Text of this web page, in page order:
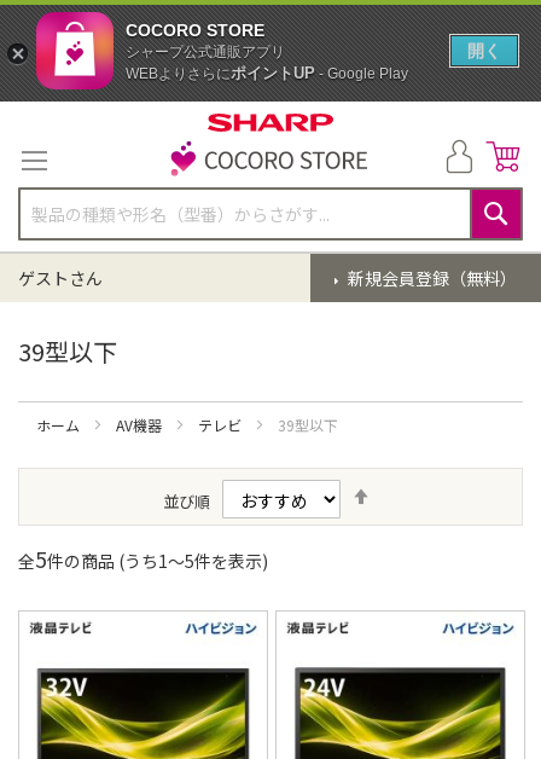
テ
ン
ツ
に
ス
キ
ッ
検
索
新規会員登録（無料）
ゲストさん
39型以下
ホーム AV機器 テレビ 39型以下
並び順
全5件の商品 (うち1〜5件を表示)
COCORO STORE
シャープ公式通販アプリ
WEBよりさらにポイントUP- Google Play
開く